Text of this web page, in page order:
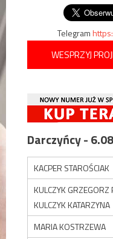
Telegram
WESPRZYJ
Darczyńcy -
KACPER STAROŚCIAK
KULCZYK GRZEGORZ
KULCZYK KATARZYNA
MARIA KOSTRZEWA